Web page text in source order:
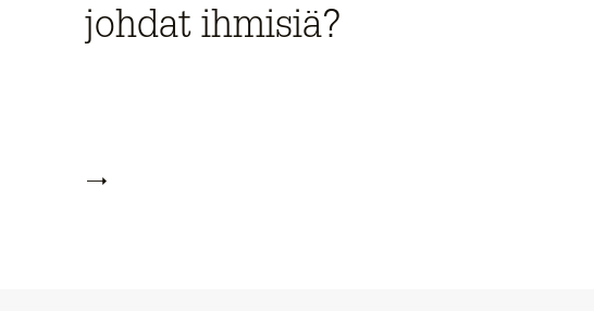
johdat ihmisiä?